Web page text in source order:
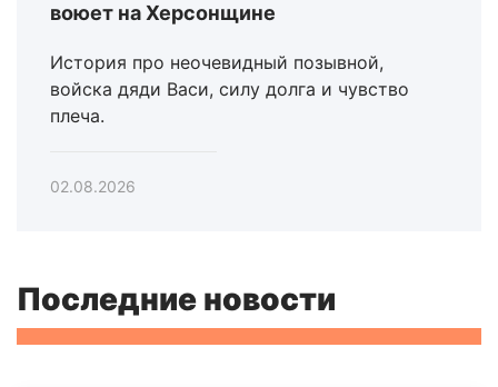
воюет на Херсонщине
История про неочевидный позывной,
войска дяди Васи, силу долга и чувство
плеча.
02.08.2026
Последние новости